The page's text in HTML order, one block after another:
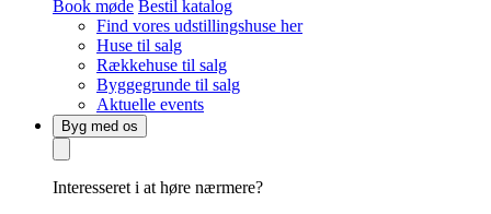
Book møde Bestil katalog
Find vores udstillingshuse her
Huse til salg
Rækkehuse til salg
Byggegrunde til salg
Aktuelle events
Byg med os
Interesseret i at høre nærmere?